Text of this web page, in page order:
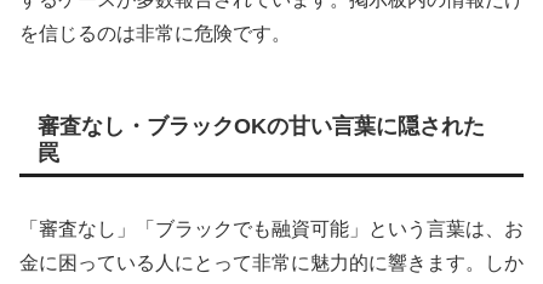
を信じるのは非常に危険です。
審査なし・ブラックOKの甘い言葉に隠された
罠
「審査なし」「ブラックでも融資可能」という言葉は、お
金に困っている人にとって非常に魅力的に響きます。しか